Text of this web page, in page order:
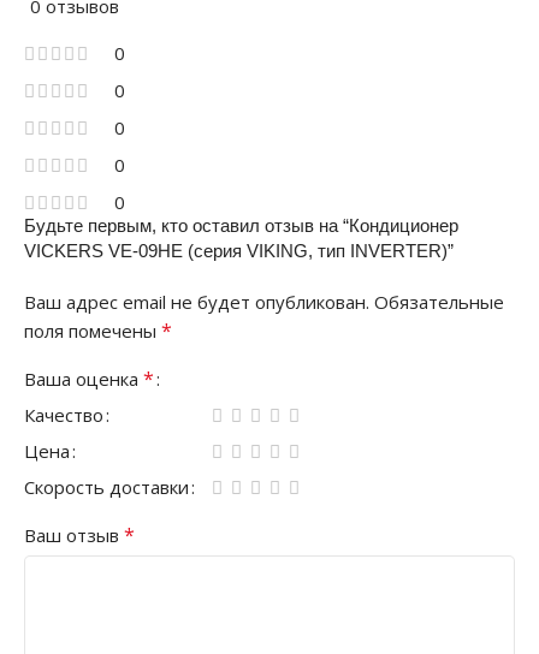
0 отзывов
0
0
0
0
0
Будьте первым, кто оставил отзыв на “Кондиционер
VICKERS VE-09HE (серия VIKING, тип INVERTER)”
Ваш адрес email не будет опубликован. Обязательные
поля помечены *
Ваша оценка *
Качество
Цена
Скорость доставки
Ваш отзыв *